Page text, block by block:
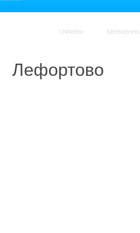
СПРАВКИ
Лефортово